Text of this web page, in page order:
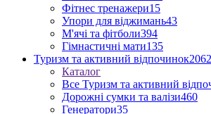
Фітнес тренажери15
Упори для віджимань43
М'ячі та фітболи394
Гімнастичні мати135
Туризм та активний відпочинок2062
Каталог
Все Туризм та активний
Дорожні сумки та валізи460
Генератори35